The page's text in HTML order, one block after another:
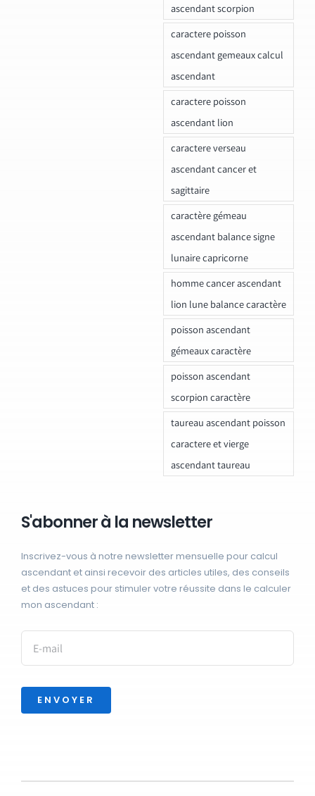
ascendant scorpion
caractere poisson
ascendant gemeaux calcul
ascendant
caractere poisson
ascendant lion
caractere verseau
ascendant cancer et
sagittaire
caractère gémeau
ascendant balance signe
lunaire capricorne
homme cancer ascendant
lion lune balance caractère
poisson ascendant
gémeaux caractère
poisson ascendant
scorpion caractère
taureau ascendant poisson
caractere et vierge
ascendant taureau
S'abonner à la newsletter
Inscrivez-vous à notre newsletter mensuelle pour calcul
ascendant et ainsi recevoir des articles utiles, des conseils
et des astuces pour stimuler votre réussite dans le calculer
mon ascendant :
ENVOYER